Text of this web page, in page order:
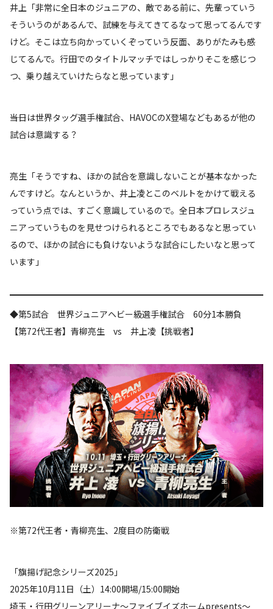
井上「非常に全日本のジュニアの、敵である前に、先輩っていう
そういうのがあるんで、試練を与えてきてるなって思ってるんです
けど。そこは立ち向かっていくぞっていう反面、ありがたみも感
じてるんで。行田でのタイトルマッチではしっかりそこを感じつ
つ、乗り越えていけたらなと思っています」
――当日は世界タッグ選手権試合、HAVOCのX登場などもあるが他の
試合は意識する？
亮生「そうですね、ほかの試合を意識しないことが基本なかった
んですけど。なんというか、井上凌とこのベルトをかけて戦える
っていう点では、すごく意識しているので。全日本プロレスジュ
ニアっていうものを見せつけられるところでもあるなと思ってい
るので、ほかの試合にも負けないような試合にしたいなと思って
います」
◆第5試合 世界ジュニアヘビー級選手権試合 60分1本勝負
【第72代王者】青柳亮生 vs 井上凌【挑戦者】
※第72代王者・青柳亮生、2度目の防衛戦
「旗揚げ記念シリーズ2025」
2025年10月11日（土）14:00開場/15:00開始
埼玉・行田グリーンアリーナ～ファイブイズホームpresents～